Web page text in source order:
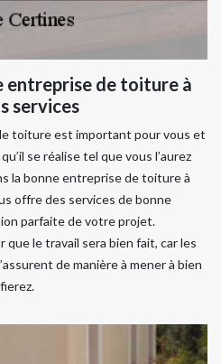
entreprise de toiture à
services
toiture est important pour vous et
se réalise tel que vous l’aurez
la bonne entreprise de toiture à
offre des services de bonne
parfaite de votre projet.
que le travail sera bien fait, car les
de manière à mener à bien